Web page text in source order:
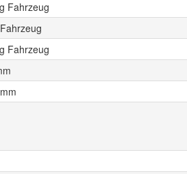
Fahrzeug
Fahrzeug